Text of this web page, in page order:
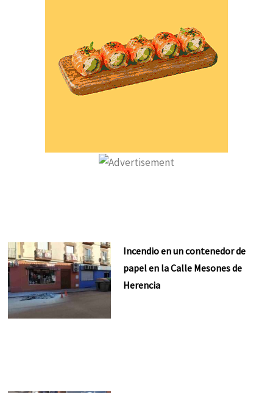
Incendio en un contenedor de
papel en la Calle Mesones de
Herencia